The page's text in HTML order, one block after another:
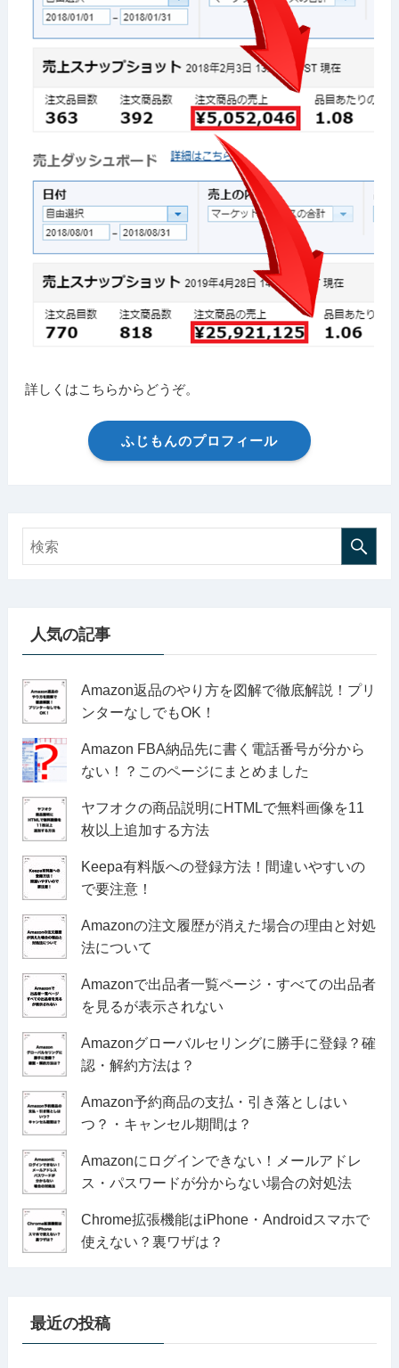
詳しくはこちらからどうぞ。
ふじもんのプロフィール
人気の記事
Amazon返品のやり方を図解で徹底解説！プリ
ンターなしでもOK！
Amazon FBA納品先に書く電話番号が分から
ない！？このページにまとめました
ヤフオクの商品説明にHTMLで無料画像を11
枚以上追加する方法
Keepa有料版への登録方法！間違いやすいの
で要注意！
Amazonの注文履歴が消えた場合の理由と対処
法について
Amazonで出品者一覧ページ・すべての出品者
を見るが表示されない
Amazonグローバルセリングに勝手に登録？確
認・解約方法は？
Amazon予約商品の支払・引き落としはい
つ？・キャンセル期間は？
Amazonにログインできない！メールアドレ
ス・パスワードが分からない場合の対処法
Chrome拡張機能はiPhone・Androidスマホで
使えない？裏ワザは？
最近の投稿